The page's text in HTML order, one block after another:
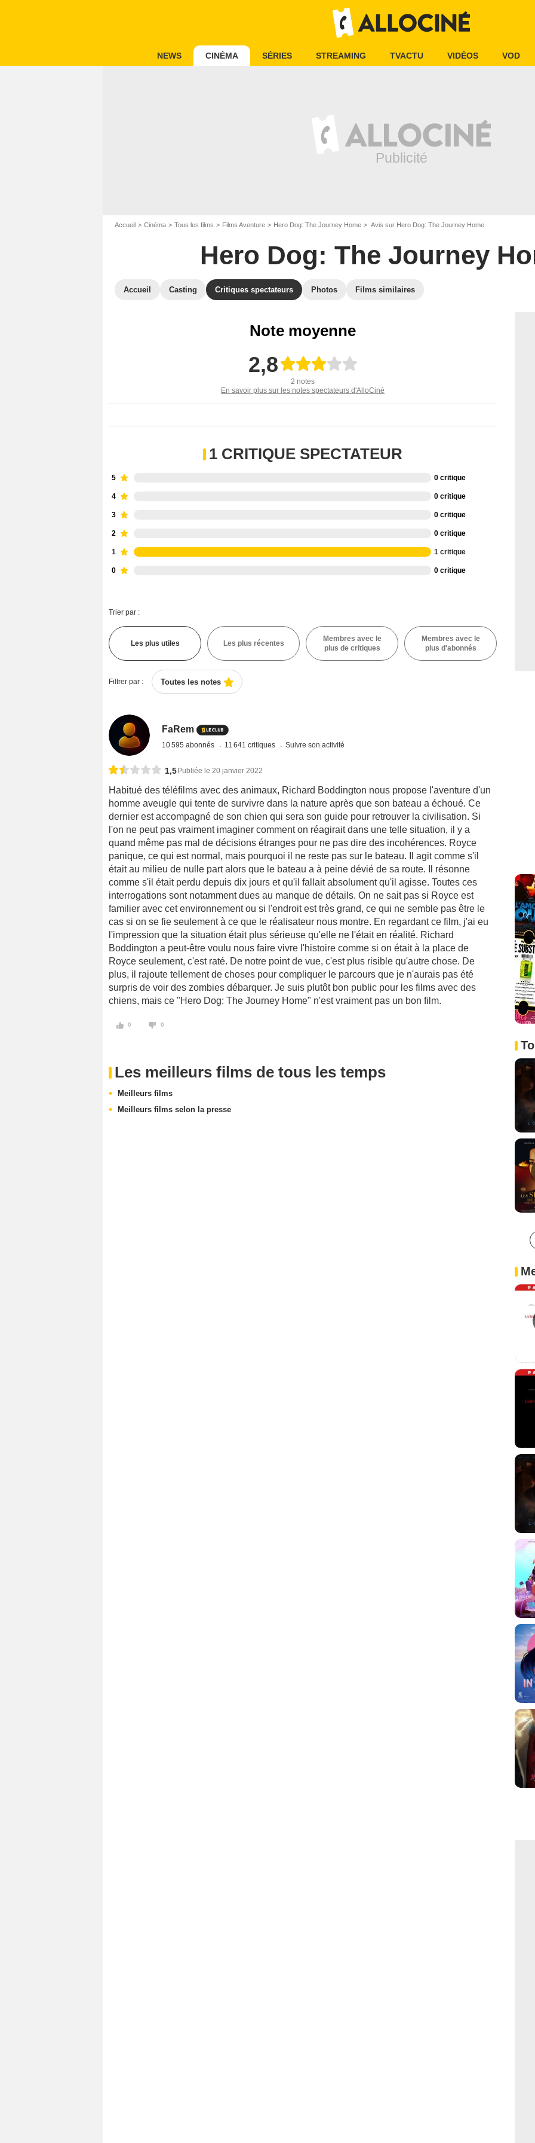
NEWS CINÉMA SÉRIES STREAMING TVACTU VIDÉOS VOD
Accueil Cinéma Tous les films Films Aventure Hero Dog: The Journey Home Avis sur Hero Dog: The Journey Home
Hero Dog: The Journey
Accueil Casting Critiques spectateurs Photos Films similaires
Note moyenne
2,8
2 notes
En savoir plus sur les notes spectateurs d'AlloCiné
1 CRITIQUE SPECTATEUR
5 0 critique
4 0 critique
3 0 critique
2 0 critique
1 1 critique
0 0 critique
Trier par :
Les plus utiles Les plus récentes
Membres avec le
plus de critiques
Membres avec le
plus d'abonnés
Filtrer par : Toutes les notes
FaRem
10 595 abonnés 11 641 critiques Suivre son activité
1,5 Publiée le 20 janvier 2022
Habitué des téléfilms avec des animaux, Richard Boddington nous propose l'aventure d'un
homme aveugle qui tente de survivre dans la nature après que son bateau a échoué. Ce
dernier est accompagné de son chien qui sera son guide pour retrouver la civilisation. Si
l'on ne peut pas vraiment imaginer comment on réagirait dans une telle situation, il y a
quand même pas mal de décisions étranges pour ne pas dire des incohérences. Royce
panique, ce qui est normal, mais pourquoi il ne reste pas sur le bateau. Il agit comme s'il
était au milieu de nulle part alors que le bateau a à peine dévié de sa route. Il résonne
comme s'il était perdu depuis dix jours et qu'il fallait absolument qu'il agisse. Toutes ces
interrogations sont notamment dues au manque de détails. On ne sait pas si Royce est
familier avec cet environnement ou si l'endroit est très grand, ce qui ne semble pas être le
cas si on se fie seulement à ce que le réalisateur nous montre. En regardant ce film, j'ai eu
l'impression que la situation était plus sérieuse qu'elle ne l'était en réalité. Richard
Boddington a peut-être voulu nous faire vivre l'histoire comme si on était à la place de
Royce seulement, c'est raté. De notre point de vue, c'est plus risible qu'autre chose. De
plus, il rajoute tellement de choses pour compliquer le parcours que je n'aurais pas été
surpris de voir des zombies débarquer. Je suis plutôt bon public pour les films avec des
chiens, mais ce "Hero Dog: The Journey Home" n'est vraiment pas un bon film.
0 0
Les meilleurs films de tous les temps
Meilleurs films
Meilleurs films selon la presse